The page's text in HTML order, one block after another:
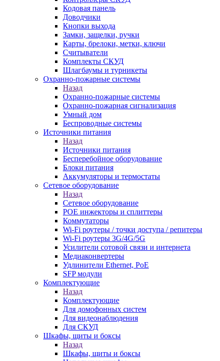
Кодовая панель
Доводчики
Кнопки выхода
Замки, защелки, ручки
Карты, брелоки, метки, ключи
Считыватели
Комплекты СКУД
Шлагбаумы и турникеты
Охранно-пожарные системы
Назад
Охранно-пожарные системы
Охранно-пожарная сигнализация
Умный дом
Беспроводные системы
Источники питания
Назад
Источники питания
Бесперебойное оборудование
Блоки питания
Аккумуляторы и термостаты
Сетевое оборудование
Назад
Сетевое оборудование
POE инжекторы и сплиттеры
Коммутаторы
Wi-Fi роутеры / точки доступа / репитеры
Wi-Fi роутеры 3G/4G/5G
Усилители сотовой связи и интернета
Медиаконвертеры
Удлинители Ethernet, PoE
SFP модули
Комплектующие
Назад
Комплектующие
Для домофонных систем
Для видеонаблюдения
Для СКУД
Шкафы, щиты и боксы
Назад
Шкафы, щиты и боксы